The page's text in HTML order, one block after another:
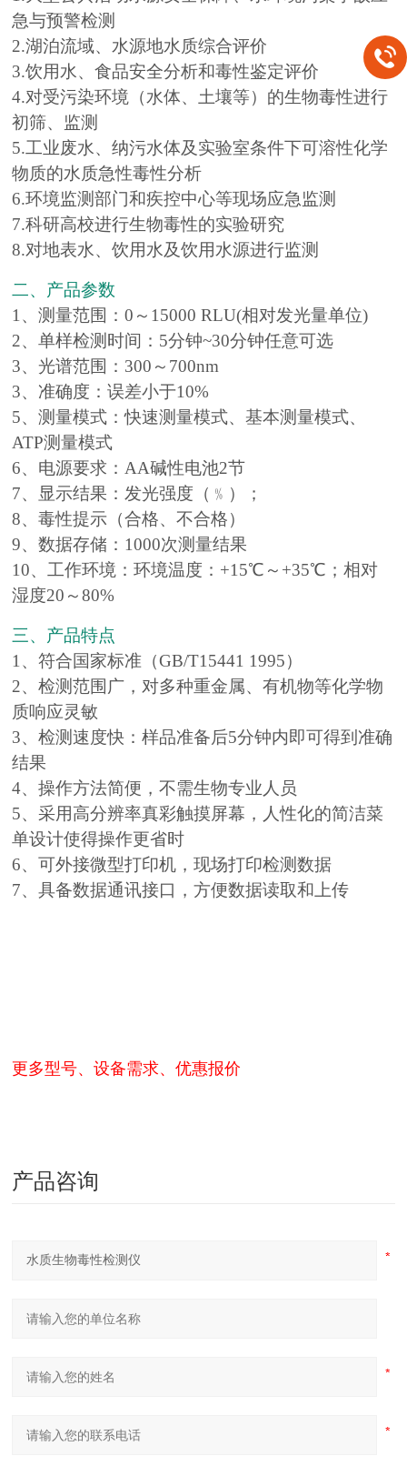
急与预警检测
2.湖泊流域、水源地水质综合评价
3.饮用水、食品安全分析和毒性鉴定评价
4.对受污染环境（水体、土壤等）的生物毒性进行
初筛、监测
5.工业废水、纳污水体及实验室条件下可溶性化学
物质的水质急性毒性分析
6.环境监测部门和疾控中心等现场应急监测
7.科研高校进行生物毒性的实验研究
8.对地表水、饮用水及饮用水源进行监测
二、产品参数
1、测量范围：0～15000 RLU(相对发光量单位)
2、单样检测时间：5分钟~30分钟任意可选
3、光谱范围：300～700nm
3、准确度：误差小于10%
5、测量模式：快速测量模式、基本测量模式、
ATP测量模式
6、电源要求：AA碱性电池2节
7、显示结果：发光强度（﹪）；
8、毒性提示（合格、不合格）
9、数据存储：1000次测量结果
10、工作环境：环境温度：+15℃～+35℃；相对
湿度20～80%
三、产品特点
1、符合国家标准（GB/T15441 1995）
2、检测范围广，对多种重金属、有机物等化学物
质响应灵敏
3、检测速度快：样品准备后5分钟内即可得到准确
结果
4、操作方法简便，不需生物专业人员
5、采用高分辨率真彩触摸屏幕，人性化的简洁菜
单设计使得操作更省时
6、可外接微型打印机，现场打印检测数据
7、具备数据通讯接口，方便数据读取和上传
更多型号、设备需求、优惠报价
产品咨询